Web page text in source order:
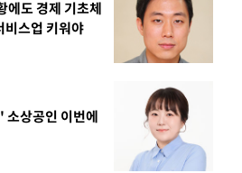
에도 경제 기초체
스업 키워야
소상공인 이번에